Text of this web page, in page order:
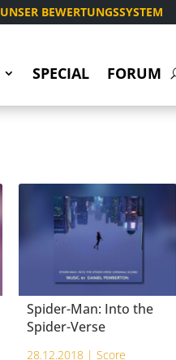
UNSER BEWERTUNGSSYSTEM
SPECIAL FORUM
Spider-Man: Into the
Spider-Verse
28.12.2018 |Score